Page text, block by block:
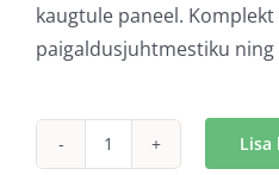
kaugtule paneel. Komplekt
paigaldusjuhtmestiku
Strands
Lisa